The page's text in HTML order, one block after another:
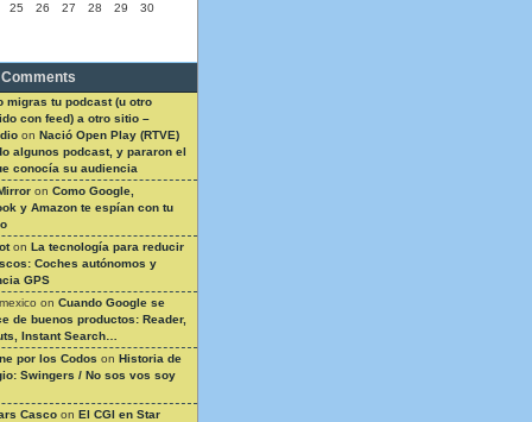
25
26 27 28 29 30
migras tu podcast (u otro
con feed) a otro sitio –
on Nació Open Play (RTVE)
algunos podcast, y pararon el
conocía su audiencia
on Como Google,
y Amazon te espían con tu
on La tecnología para reducir
Coches autónomos y
GPS
on Cuando Google se
de buenos productos: Reader,
Instant Search…
por los Codos on Historia de
Swingers / No sos vos soy
Casco on El CGI en Star